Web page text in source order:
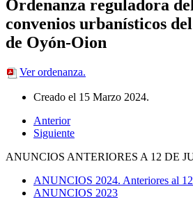
Ordenanza reguladora
convenios urbanísticos
de Oyón-Oion
Ver ordenanza.
Creado el 15 Marzo 2024.
Anterior
Siguiente
ANUNCIOS ANTERIORES A 12 DE
ANUNCIOS 2024. Anteriores al
ANUNCIOS 2023